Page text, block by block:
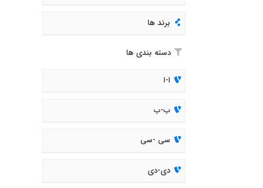
برند ها
دسته بندی ها
ا-ا
ب-ب
سی -سی
دی-دی